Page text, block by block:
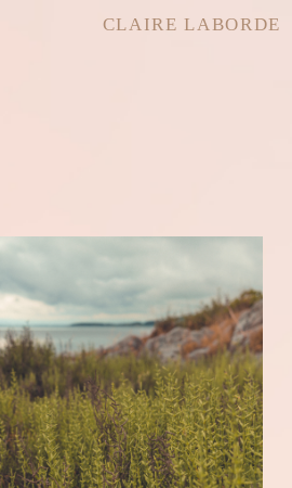
CLAIRE LABORDE